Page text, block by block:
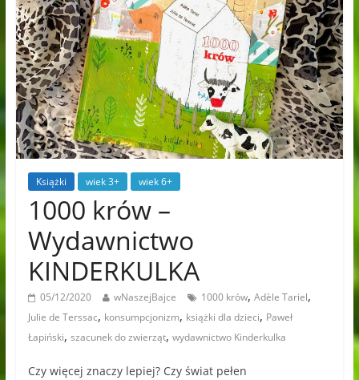
Książki wiek 3+ wiek 6+
1000 krów –
Wydawnictwo
KINDERKULKA
05/12/2020 wNaszejBajce 1000 krów, Adèle Tariel,
Julie de Terssac, konsumpcjonizm, książki dla dzieci, Paweł
Łapiński, szacunek do zwierząt, wydawnictwo Kinderkulka
Czy więcej znaczy lepiej? Czy świat pełen